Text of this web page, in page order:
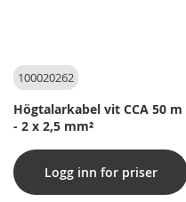
100020262
Högtalarkabel vit CCA 50 m
- 2 x 2,5 mm²
Logg inn for priser